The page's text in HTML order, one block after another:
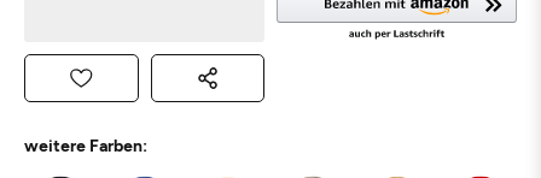
weitere Farben: